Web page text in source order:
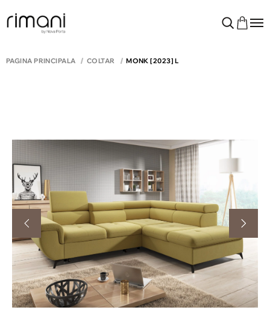
PAGINA PRINCIPALĂ COLTAR MONK [2023] L